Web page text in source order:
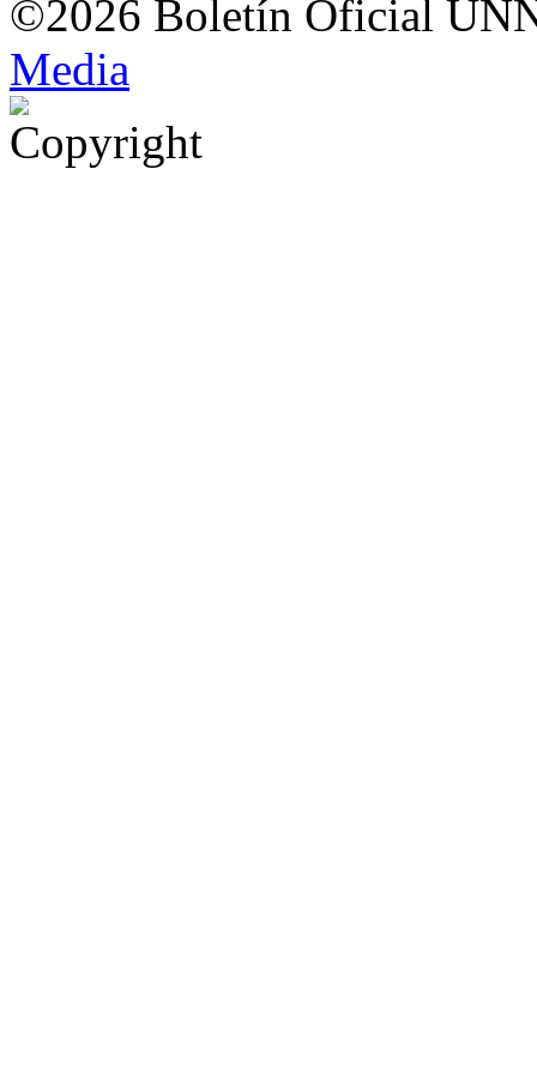
©2026 Boletín Oficial
Media